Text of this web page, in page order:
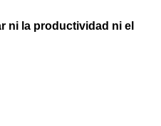
ni la productividad ni el